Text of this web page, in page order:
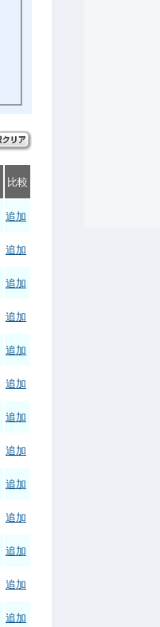
比較
追加
追加
追加
追加
追加
追加
追加
追加
追加
追加
追加
追加
追加